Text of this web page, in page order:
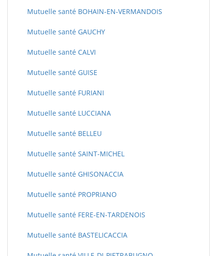
Mutuelle santé BOHAIN-EN-VERMANDOIS
Mutuelle santé GAUCHY
Mutuelle santé CALVI
Mutuelle santé GUISE
Mutuelle santé FURIANI
Mutuelle santé LUCCIANA
Mutuelle santé BELLEU
Mutuelle santé SAINT-MICHEL
Mutuelle santé GHISONACCIA
Mutuelle santé PROPRIANO
Mutuelle santé FERE-EN-TARDENOIS
Mutuelle santé BASTELICACCIA